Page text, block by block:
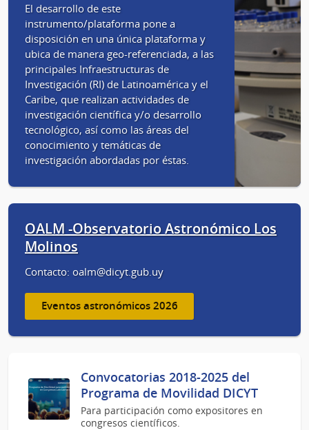
El desarrollo de este
instrumento/plataforma pone a
disposición en una única plataforma y
ubica de manera geo-referenciada, a las
principales Infraestructuras de
Investigación (RI) de Latinoamérica y el
Caribe, que realizan actividades de
investigación científica y/o desarrollo
tecnológico, así como las áreas del
conocimiento y temáticas de
investigación abordadas por éstas.
OALM -Observatorio Astronómico Los
Molinos
Contacto: oalm@dicyt.gub.uy
Eventos astronómicos 2026
Convocatorias 2018-2025 del
Programa de Movilidad DICYT
Para participación como expositores en
congresos científicos.